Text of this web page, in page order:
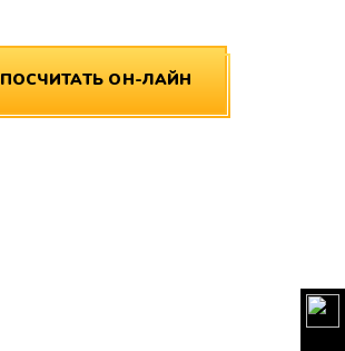
ПОСЧИТАТЬ ОН-ЛАЙН